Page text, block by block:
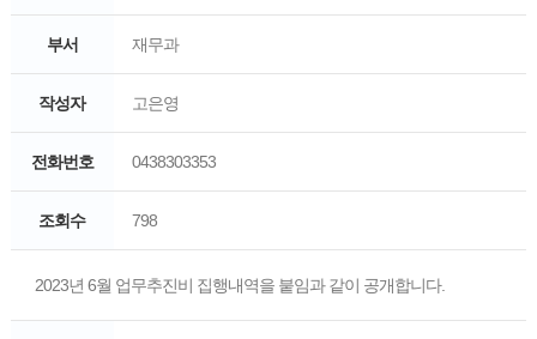
부서 재무과
작성자 고은영
전화번호 0438303353
조회수 798
2023년 6월 업무추진비 집행내역을 붙임과 같이 공개합니다.